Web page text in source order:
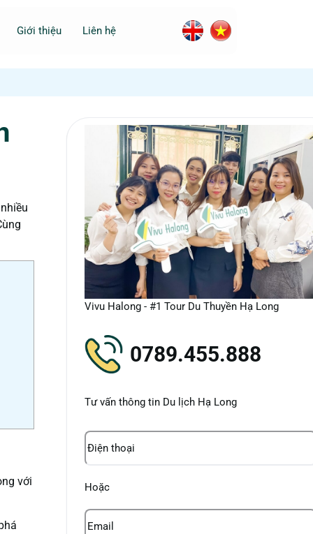
Giới thiệu Liên hệ
với
Vivu Halong - #1 Tour Du Thuyền Hạ Long
0789.455.888
Tư vấn thông tin Du lịch Hạ Long
Điện
thoại
Hoặc
Email